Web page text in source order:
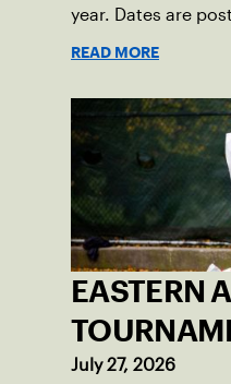
year. Dates are
READ MORE
EASTERN
July 27, 2026